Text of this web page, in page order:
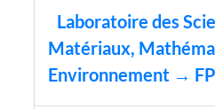
Laboratoire des
Matériaux,
Environnement →